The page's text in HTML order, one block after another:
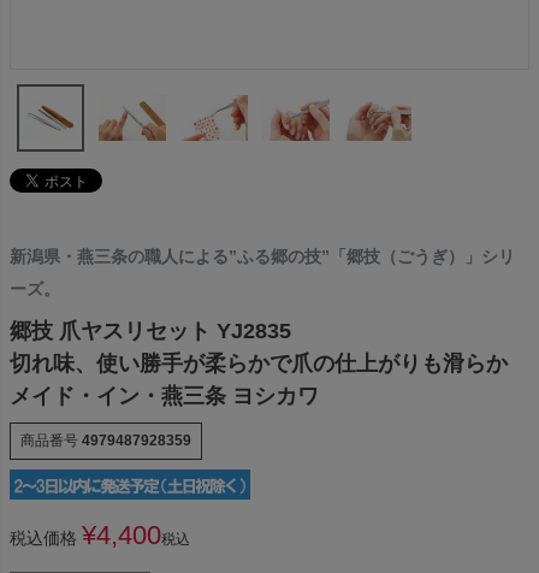
新潟県・燕三条の職人による”ふる郷の技”「郷技（ごうぎ）」シリ
ーズ。
郷技 爪ヤスリセット YJ2835
切れ味、使い勝手が柔らかで爪の仕上がりも滑らか
メイド・イン・燕三条 ヨシカワ
商品番号 4979487928359
税込価格 ¥4,400税込